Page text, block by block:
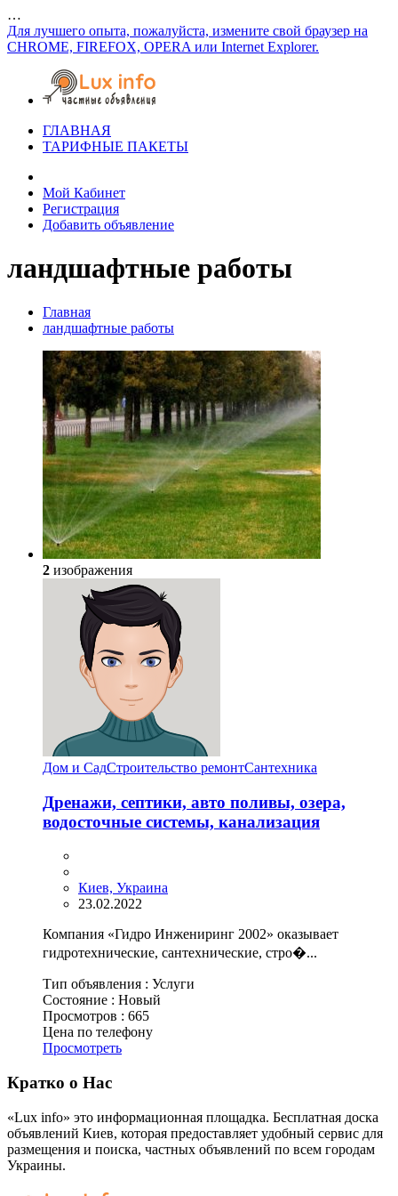
…
Для лучшего опыта, пожалуйста, измените свой браузер на
CHROME, FIREFOX, OPERA или Internet Explorer.
ГЛАВНАЯ
ТАРИФНЫЕ ПАКЕТЫ
Мой Кабинет
Регистрация
Добавить объявление
ландшафтные работы
Главная
ландшафтные работы
2 изображения
Дом и СадСтроительство ремонтСантехника
Дренажи, септики, авто поливы, озера,
водосточные системы, канализация
Киев, Украина
23.02.2022
Компания «Гидро Инжениринг 2002» оказывает
гидротехнические, сантехнические, стро�...
Тип объявления : Услуги
Состояние : Новый
Просмотров : 665
Цена по телефону
Просмотреть
Кратко о Нас
«Lux info» это информационная площадка. Бесплатная доска
объявлений Киев, которая предоставляет удобный сервис для
размещения и поиска, частных объявлений по всем городам
Украины.